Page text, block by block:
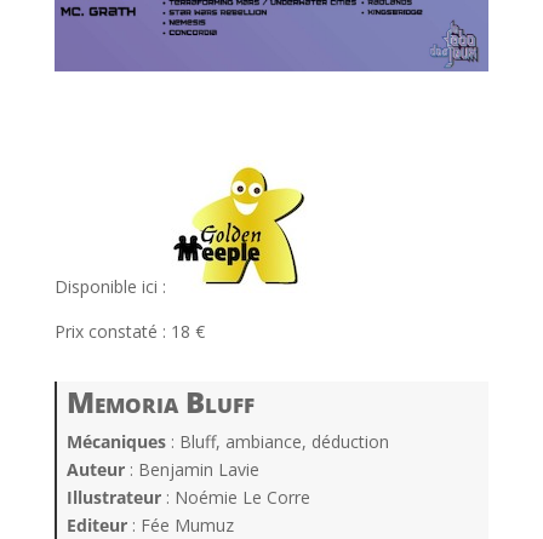
Disponible ici :
Prix constaté : 18 €
Memoria Bluff
Mécaniques: Bluff, ambiance, déduction
Auteur: Benjamin Lavie
Illustrateur: Noémie Le Corre
Editeur: Fée Mumuz